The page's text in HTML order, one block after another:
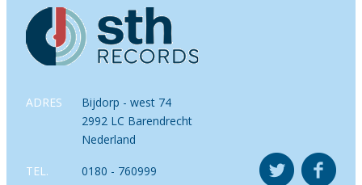
ADRES
Bijdorp - west 74
2992 LC Barendrecht
Nederland
TEL. 0180 - 760999